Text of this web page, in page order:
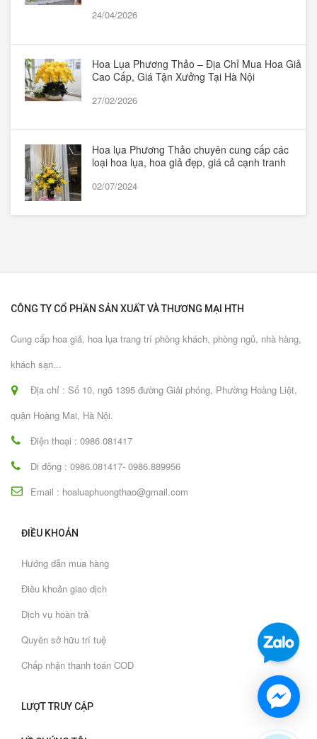
24/04/2026
Hoa Lụa Phương Thảo – Địa Chỉ Mua Hoa Giả
Cao Cấp, Giá Tận Xưởng Tại Hà Nội
27/02/2026
Hoa lụa Phương Thảo chuyên cung cấp các
loại hoa lụa, hoa giả đẹp, giá cả cạnh tranh
02/07/2024
CÔNG TY CỔ PHẦN SẢN XUẤT VÀ THƯƠNG MẠI HTH
Cung cấp hoa giả, hoa lụa trang trí phòng khách, phòng ngủ, nhà hàng,
khách sạn...
Địa chỉ : Số 10, ngõ 1395 đường Giải phóng, Phường Hoàng Liệt,
quận Hoàng Mai, Hà Nội.
Điện thoại : 0986 081417
Di động : 0986.081417- 0986.889956
Email : hoaluaphuongthao@gmail.com
ĐIỀU KHOẢN
Hướng dẫn mua hàng
Điều khoản giao dịch
Dịch vụ hoàn trả
Quyền sở hữu trí tuệ
Chấp nhận thanh toán COD
LƯỢT TRUY CẬP